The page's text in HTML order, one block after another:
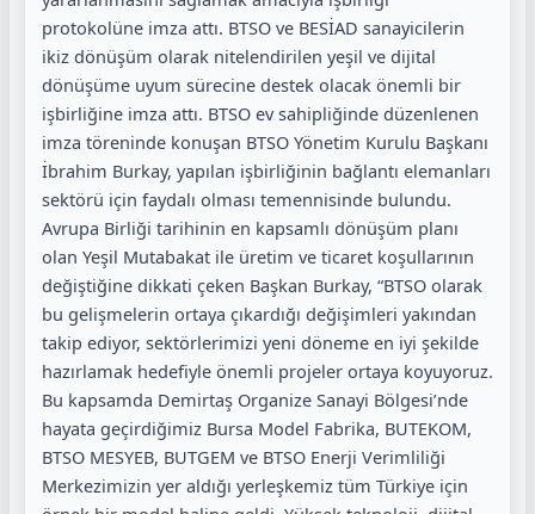
protokolüne imza attı. BTSO ve BESİAD sanayicilerin
ikiz dönüşüm olarak nitelendirilen yeşil ve dijital
dönüşüme uyum sürecine destek olacak önemli bir
işbirliğine imza attı. BTSO ev sahipliğinde düzenlenen
imza töreninde konuşan BTSO Yönetim Kurulu Başkanı
İbrahim Burkay, yapılan işbirliğinin bağlantı elemanları
sektörü için faydalı olması temennisinde bulundu.
Avrupa Birliği tarihinin en kapsamlı dönüşüm planı
olan Yeşil Mutabakat ile üretim ve ticaret koşullarının
değiştiğine dikkati çeken Başkan Burkay, “BTSO olarak
bu gelişmelerin ortaya çıkardığı değişimleri yakından
takip ediyor, sektörlerimizi yeni döneme en iyi şekilde
hazırlamak hedefiyle önemli projeler ortaya koyuyoruz.
Bu kapsamda Demirtaş Organize Sanayi Bölgesi’nde
hayata geçirdiğimiz Bursa Model Fabrika, BUTEKOM,
BTSO MESYEB, BUTGEM ve BTSO Enerji Verimliliği
Merkezimizin yer aldığı yerleşkemiz tüm Türkiye için